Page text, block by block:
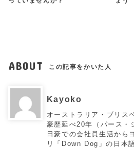
ABOUT この記事をかいた人
Kayoko
オーストラリア・ブリス
豪歴延べ20年（パース・
日豪での会社員生活から
リ「Down Dog」の日本